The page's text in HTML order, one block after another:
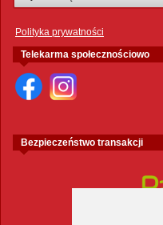
Polityka prywatności
Telekarma społecznościowo
Bezpieczeństwo transakcji